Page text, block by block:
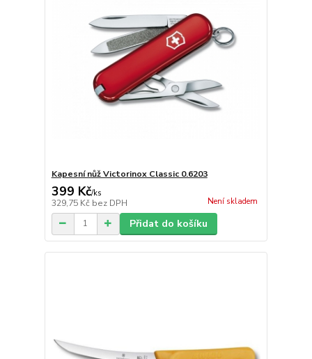
Kapesní nůž Victorinox Classic 0.6203
399 Kč/ks
329,75 Kč bez DPH Není skladem
Přidat do košíku